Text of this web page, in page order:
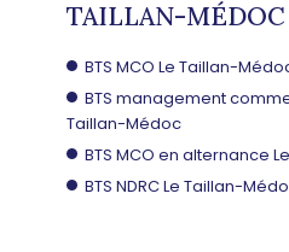
TAILLAN-MÉDOC
BTS MCO Le Taillan-
BTS management
Taillan-Médoc
BTS MCO en alternance
BTS NDRC Le Taillan-